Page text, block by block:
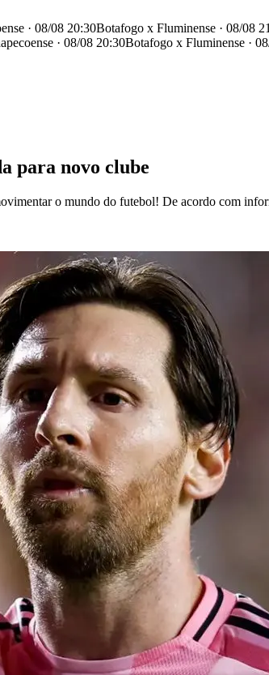
· 08/08 20:30Botafogo x Fluminense · 08/08
· 08/08 20:30Botafogo x Fluminense ·
para novo clube
o mundo do futebol! De acordo com